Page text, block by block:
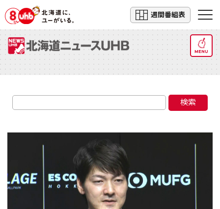
週間番組表
MENU
検索